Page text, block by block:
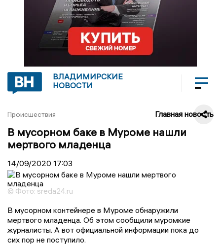
ВЛАДИМИРСКИЕ
НОВОСТИ
Происшествия Главная новость
В мусорном баке в Муроме нашли
мертвого младенца
14/09/2020 17:03
© Фото: sreda24.ru
В мусорном контейнере в Муроме обнаружили
мертвого младенца. Об этом сообщили муромкие
журналисты. А вот официальной информации пока до
сих пор не поступило.